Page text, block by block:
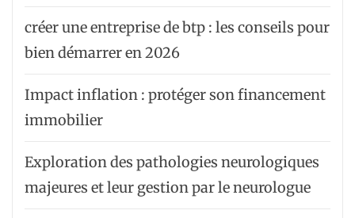
créer une entreprise de btp : les conseils pour
bien démarrer en 2026
Impact inflation : protéger son financement
immobilier
Exploration des pathologies neurologiques
majeures et leur gestion par le neurologue